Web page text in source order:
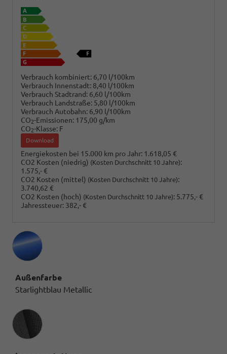
Verbrauch kombiniert: 6,70 l/100km
Verbrauch Innenstadt: 8,40 l/100km
Verbrauch Stadtrand: 6,60 l/100km
Verbrauch Landstraße: 5,80 l/100km
Verbrauch Autobahn: 6,90 l/100km
CO2-Emissionen: 175,00 g/km
CO2-Klasse: F
Download
Energiekosten bei 15.000 km pro Jahr: 1.618,05 €
CO2 Kosten (niedrig) (Kosten Durchschnitt 10 Jahre):
1.575,- €
CO2 Kosten (mittel) (Kosten Durchschnitt 10 Jahre):
3.740,62 €
CO2 Kosten (hoch) (Kosten Durchschnitt 10 Jahre): 5.775,- €
Jahressteuer: 382,- €
Außenfarbe
Starlightblau Metallic
Innenausstattung